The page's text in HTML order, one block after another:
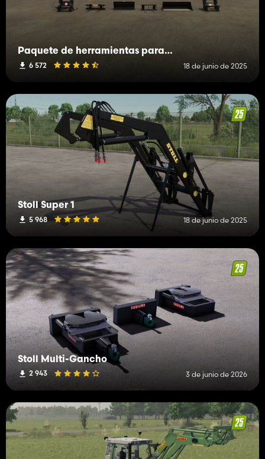
Paquete de herramientas para cargadora frontal Stoll
6 572 18 de junio de 2025
Stoll Super 1
5 968 18 de junio de 2025
Stoll Multi-Gancho
2 943 3 de junio de 2026